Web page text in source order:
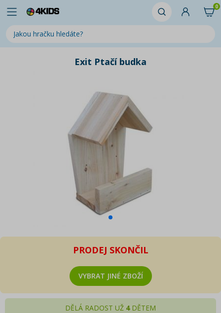
0
Exit Ptačí budka
PRODEJ SKONČIL
VYBRAT JINÉ ZBOŽÍ
DĚLÁ RADOST UŽ 4DĚTEM